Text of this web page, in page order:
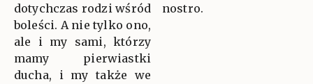
dotychczas rodzi wśród
boleści. A nie tylko ono,
ale i my sami, którzy
mamy pierwiastki
ducha, i my także we
nostro.